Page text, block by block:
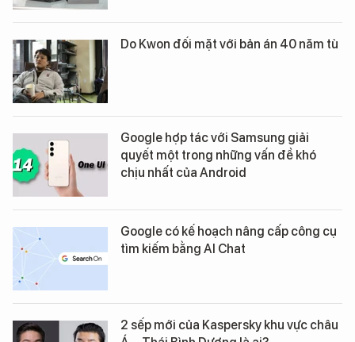
Do Kwon đối mặt với bản án 40 năm tù
Google hợp tác với Samsung giải
quyết một trong những vấn đề khó
chịu nhất của Android
Google có kế hoạch nâng cấp công cụ
tìm kiếm bằng AI Chat
2 sếp mới của Kaspersky khu vực châu